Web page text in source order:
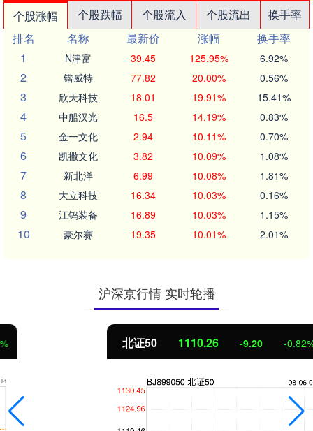
个股涨幅 个股跌幅 个股流入 个股流出
换手率
排名
名称 最新价 涨幅
换手率
1
N津富 39.45 125.95% 6.92%
2 锴威特 77.82 20.00% 0.56%
3 欣天科技 18.01 19.91% 15.41%
4 中船汉光 16.5 14.19% 0.83%
5 金一文化 2.94 10.11% 0.70%
6 凯撒文化 3.82 10.09% 1.08%
7 新北洋 6.99 10.08% 1.81%
8 大立科技 16.34 10.03% 0.16%
9 江钨装备 16.89 10.03% 1.15%
10 豪尔赛 19.35 10.01% 2.01%
沪深京行情 实时轮播
1110.26 -9.20 -0.82%